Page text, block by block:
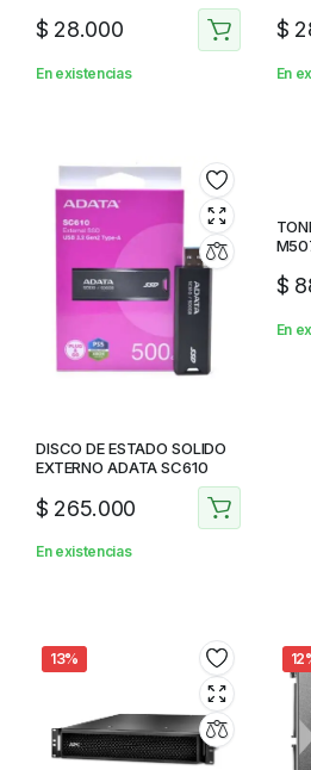
$ 28.000
En existencias
$
En
DISCO DE ESTADO SOLIDO
EXTERNO ADATA SC610
$ 265.000
En existencias
$
En
13%